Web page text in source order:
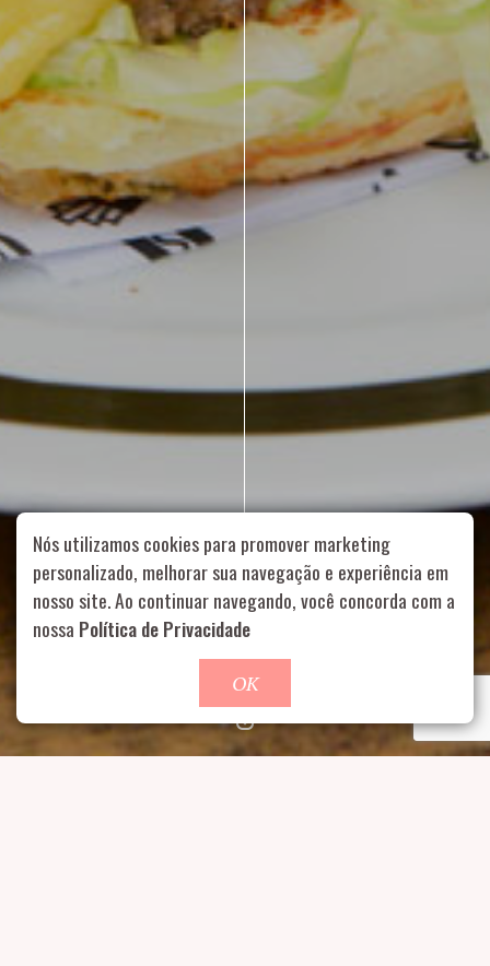
Rua Aurélia, 1714 – Vila Romana, São Paulo – SP | 55 11
99178-5848
contato@nucleofood.com
Role para continar
Nós utilizamos cookies para promover marketing
personalizado, melhorar sua navegação e experiência em
nosso site. Ao continuar navegando, você concorda com a
nossa Política de Privacidade
OK